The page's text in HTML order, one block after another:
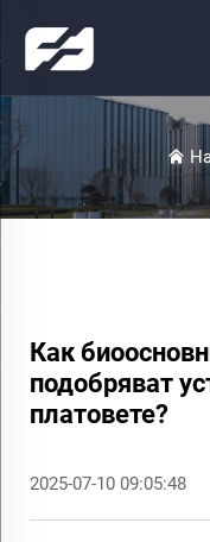
Как
подобряват
платовете?
2025-07-10 09:05:48